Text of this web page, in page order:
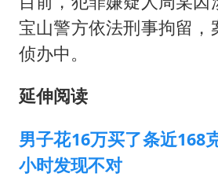
宝山警方依法刑事拘留，
侦办中。
延伸阅读
男子花16万买了条近168
小时发现不对